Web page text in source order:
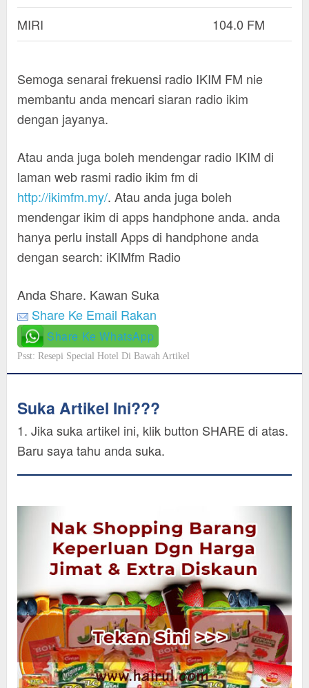
MIRI
104.0 FM
Semoga senarai frekuensi radio IKIM FM nie
membantu anda mencari siaran radio ikim
dengan jayanya.
Atau anda juga boleh mendengar radio IKIM di
laman web rasmi radio ikim fm di
http://ikimfm.my/. Atau anda juga boleh
mendengar ikim di apps handphone anda. anda
hanya perlu install Apps di handphone anda
dengan search: iKIMfm Radio
Anda Share. Kawan Suka
Share Ke Email Rakan
Share Ke WhatsApp
Psst: Resepi Special Hotel Di Bawah Artikel
Suka Artikel Ini???
1. Jika suka artikel ini, klik button SHARE di atas.
Baru saya tahu anda suka.